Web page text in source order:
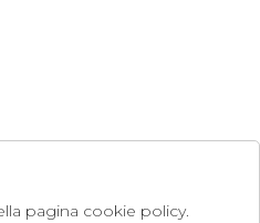
pagina cookie policy.